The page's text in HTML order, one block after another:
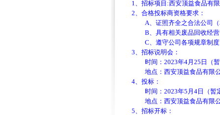
1、招标项目 :西安顶益食品有
2、合格投标商资格要求：
A、证照齐全之合法公司
B、具有相关废品回收经
C、遵守公司各项规章制
3、招标说明会：
时间： 2023年4月 25 日（
地点：西安顶益食品有限
4、投标：
时间： 2023年5 月 4日（暂
地点：西安顶益食品有限
5、招标开标：